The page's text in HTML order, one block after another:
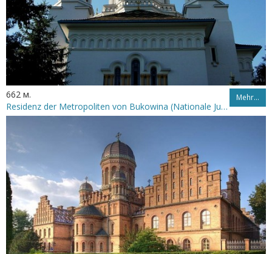
662 м. Mehr…
Residenz der Metropoliten von Bukowina (Nationale Jurij-Fedkowytsch-Universität Czernowitz)